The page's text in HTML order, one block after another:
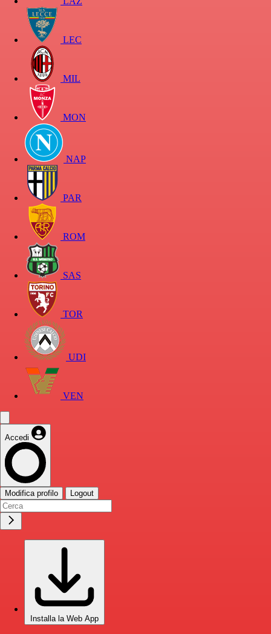
LEC
MIL
MON
NAP
PAR
ROM
SAS
TOR
UDI
VEN
Accedi
Modifica profilo Logout
Installa la Web App